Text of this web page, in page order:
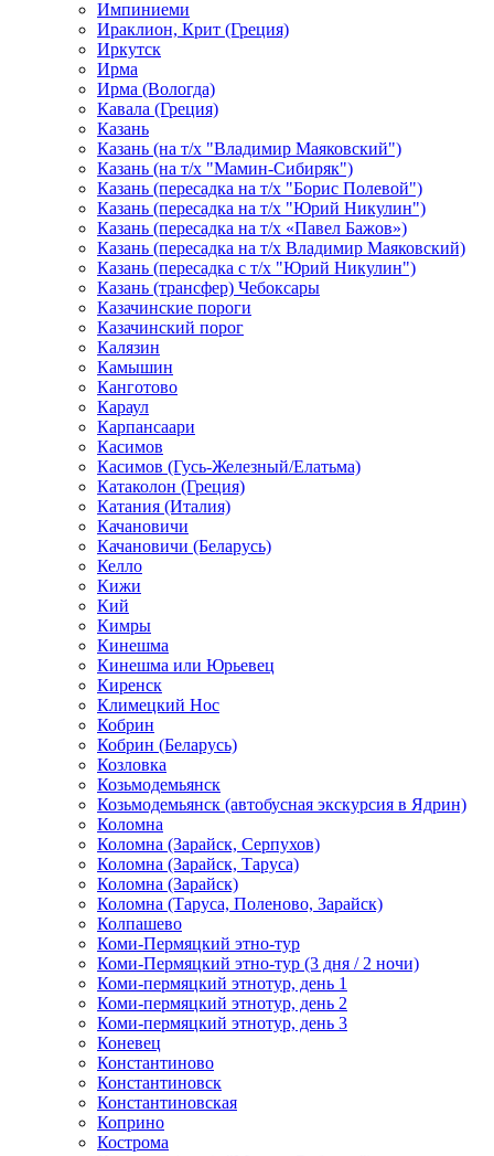
Импиниеми
Ираклион, Крит (Греция)
Иркутск
Ирма
Ирма (Вологда)
Кавала (Греция)
Казань
Казань (на т/х "Владимир Маяковский")
Казань (на т/х "Мамин-Сибиряк")
Казань (пересадка на т/х "Борис Полевой")
Казань (пересадка на т/х "Юрий Никулин")
Казань (пересадка на т/х «Павел Бажов»)
Казань (пересадка на т/х Владимир Маяковский)
Казань (пересадка с т/х "Юрий Никулин")
Казань (трансфер) Чебоксары
Казачинские пороги
Казачинский порог
Калязин
Камышин
Канготово
Караул
Карпансаари
Касимов
Касимов (Гусь-Железный/Елатьма)
Катаколон (Греция)
Катания (Италия)
Качановичи
Качановичи (Беларусь)
Келло
Кижи
Кий
Кимры
Кинешма
Кинешма или Юрьевец
Киренск
Климецкий Нос
Кобрин
Кобрин (Беларусь)
Козловка
Козьмодемьянск
Козьмодемьянск (автобусная экскурсия в Ядрин)
Коломна
Коломна (Зарайск, Серпухов)
Коломна (Зарайск, Таруса)
Коломна (Зарайск)
Коломна (Таруса, Поленово, Зарайск)
Колпашево
Коми-Пермяцкий этно-тур
Коми-Пермяцкий этно-тур (3 дня / 2 ночи)
Коми-пермяцкий этнотур, день 1
Коми-пермяцкий этнотур, день 2
Коми-пермяцкий этнотур, день 3
Коневец
Константиново
Константиновск
Константиновская
Коприно
Кострома